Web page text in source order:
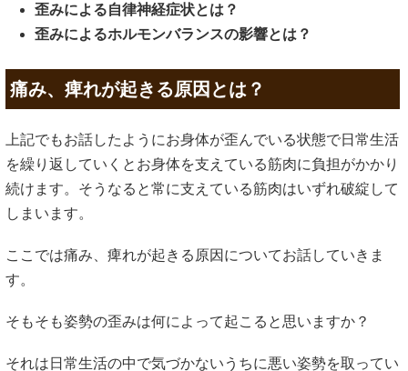
歪みによる自律神経症状とは？
歪みによるホルモンバランスの影響とは？
痛み、痺れが起きる原因とは？
上記でもお話したようにお身体が歪んでいる状態で日常生活
を繰り返していくとお身体を支えている筋肉に負担がかかり
続けます。そうなると常に支えている筋肉はいずれ破綻して
しまいます。
ここでは痛み、痺れが起きる原因についてお話していきま
す。
そもそも姿勢の歪みは何によって起こると思いますか？
それは日常生活の中で気づかないうちに悪い姿勢を取ってい